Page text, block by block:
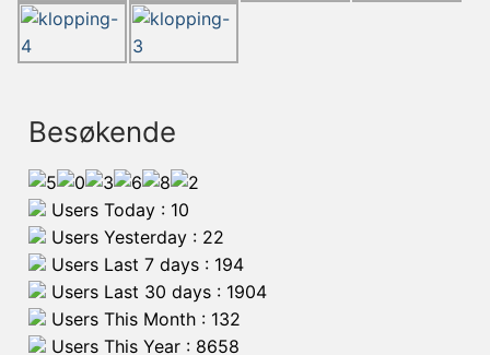
Besøkende
Users Today : 10
Users Yesterday : 22
Users Last 7 days : 194
Users Last 30 days : 1904
Users This Month : 132
Users This Year : 8658